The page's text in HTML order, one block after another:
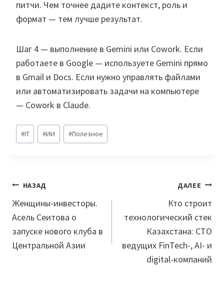
питчи. Чем точнее дадите контекст, роль и
формат — тем лучше результат.
Шаг 4 — выполнение в Gemini или Cowork. Если
работаете в Google — используете Gemini прямо
в Gmail и Docs. Если нужно управлять файлами
или автоматизировать задачи на компьютере
— Cowork в Claude.
Метки
записи:
#IT #ИИ #Полезное
Навигация
по
записям
НАЗАД
Женщины-инвесторы.
Асель Сеитова о
запуске нового клуба в
Центральной Азии
ДАЛЕЕ
Кто строит
технологический стек
Казахстана: CTO
ведущих FinTech-, AI- и
digital-компаний